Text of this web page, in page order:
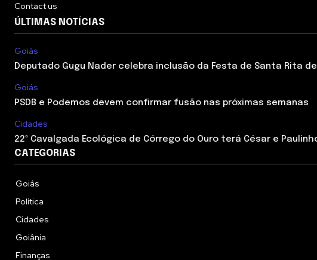
Contact us
ÚLTIMAS NOTÍCIAS
Goiás
Deputado Gugu Nader celebra inclusão da Festa de Santa Rita
Goiás
PSDB e Podemos devem confirmar fusão nas próximas semanas
Cidades
22ª Cavalgada Ecológica de Córrego do Ouro terá César e
CATEGORIAS
Goiás
Política
Cidades
Goiânia
Finanças